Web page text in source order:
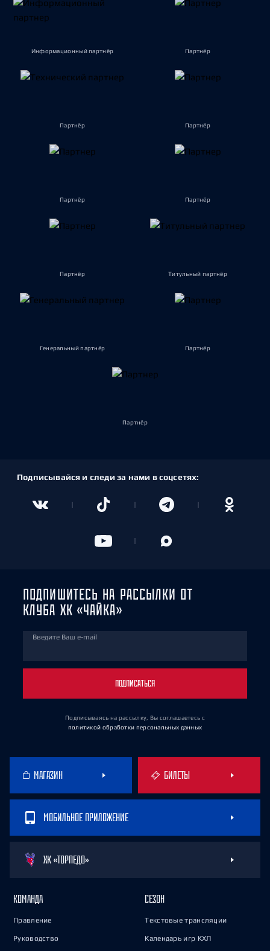
Информационный партнёр Партнёр
Партнёр Партнёр
Партнёр Партнёр
Партнёр Титульный партнёр
Генеральный партнёр Партнёр
Партнёр
Подписывайся и следи за нами в соцсетях:
ПОДПИШИТЕСЬ НА РАССЫЛКИ ОТ
КЛУБА ХК «ЧАЙКА»
Введите Ваш e-mail
ПОДПИСАТЬСЯ
Подписываясь на рассылку, Вы соглашаетесь с
политикой обработки персональных данных
МАГАЗИН БИЛЕТЫ
МОБИЛЬНОЕ ПРИЛОЖЕНИЕ
ХК «ТОРПЕДО»
КОМАНДА
Правление
Руководство
СЕЗОН
Текстовые трансляции
Календарь игр КХЛ